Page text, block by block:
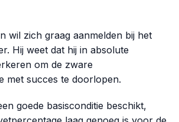
wil zich graag aanmelden bij het
Hij weet dat hij in absolute
om de zware
met succes te doorlopen.
goede basisconditie beschikt,